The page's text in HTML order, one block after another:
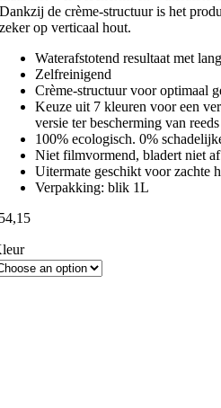
Dankzij de crème-structuur is het
zeker op verticaal hout.
Waterafstotend resultaat met
Zelfreinigend
Crème-structuur voor optimaal
Keuze uit 7 kleuren voor een
versie ter bescherming van
100% ecologisch. 0%
Niet filmvormend, bladert niet
Uitermate geschikt voor zachte
Verpakking: blik 1L